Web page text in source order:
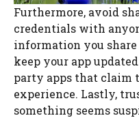
Furthermore, avoid
credentials with
information you
keep your app
party apps that claim
experience. Lastly,
something seems